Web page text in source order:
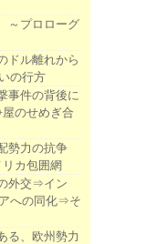
～プロローグ
ドル離れから
の行方
事件の背後に
のせめぎ合
勢力の抗争
リカ包囲網
外交⇒イン
への同化⇒そ
る、欧州勢力